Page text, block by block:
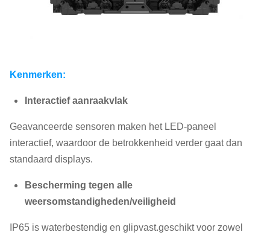
Kenmerken:
Interactief aanraakvlak
Geavanceerde sensoren maken het LED-paneel
interactief, waardoor de betrokkenheid verder gaat dan
standaard displays.
Bescherming tegen alle
weersomstandigheden/veiligheid
IP65 is waterbestendig en glipvast.geschikt voor zowel